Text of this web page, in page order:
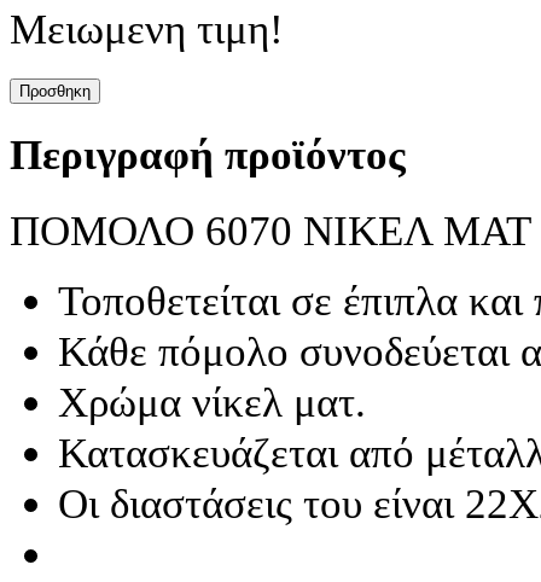
Μειωμενη τιμη!
Προσθηκη
Περιγραφή προϊόντος
ΠΟΜΟΛΟ 6070 ΝΙΚΕΛ ΜΑΤ
Τοποθετείται σε έπιπλα
Κάθε πόμολο συνοδεύεται
Χρώμα νίκελ ματ.
Κατασκευάζεται από
Οι διαστάσεις του είναι